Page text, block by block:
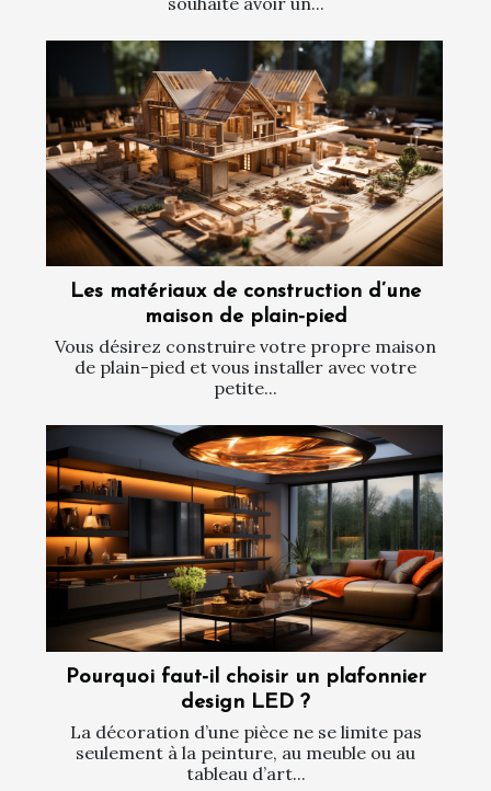
Les matériaux de construction d’une
maison de plain-pied
Vous désirez construire votre propre maison
de plain-pied et vous installer avec votre
petite...
Pourquoi faut-il choisir un plafonnier
design LED ?
La décoration d’une pièce ne se limite pas
seulement à la peinture, au meuble ou au
tableau d’art...